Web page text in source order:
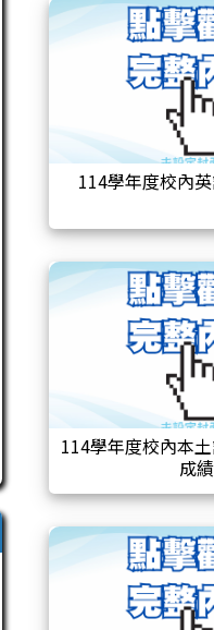
114學年度校內
114學年度校內本
成績